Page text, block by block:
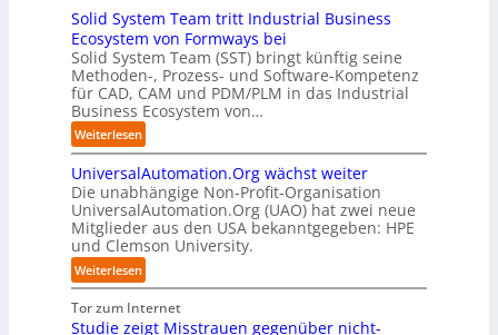
a
h
r
e
n
f
ü
r
d
e
n
G
i
g
a
u
m
C
o
-
C
E
O
e
c
h
e
n
z
e
n
t
r
e
n
i
n
D
e
u
:
T
r
e
f
f
p
u
k
t
f
ü
r
p
r
a
x
b
:
D
i
s
r
u
p
t
b
l
i
c
k
t
Solid System Team tritt Industrial Business
Ecosystem von Formways bei
Solid System Team (SST) bringt künftig seine
Methoden-, Prozess- und Software-Kompetenz
für CAD, CAM und PDM/PLM in das Industrial
Business Ecosystem von…
Weiterlesen:
S
o
l
i
d
S
s
t
e
UniversalAutomation.Org wächst weiter
Die unabhängige Non-Profit-Organisation
UniversalAutomation.Org (UAO) hat zwei neue
Mitglieder aus den USA bekanntgegeben: HPE
und Clemson University.
Weiterlesen:
U
n
i
Tor zum Internet
Studie zeigt Misstrauen gegenüber nicht-